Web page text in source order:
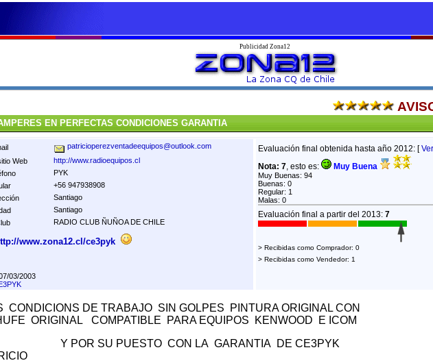
Publicidad Zona12
EN PERFECTAS CONDICIONES GARANTIA
patricioperezventadeequipos@outlook.com
Web
http://www.radioequipos.cl
PYK
+56 947938908
Santiago
Santiago
RADIO CLUB ÑUÑOA DE CHILE
www.zona12.cl/ce3pyk
03/2003
Evaluación final obtenida hasta año 2012: [
Nota: 7, esto es: Muy Buena
Muy Buenas: 94
Buenas: 0
Regular: 1
Malas: 0
Evaluación final a partir del 2013: 7
> Recibidas como Comprador: 0
> Recibidas como Vendedor: 1
CONDICIONS DE TRABAJO SIN GOLPES PINTURA ORIGINAL CON
ORIGINAL COMPATIBLE PARA EQUIPOS KENWOOD E ICOM
PUESTO CON LA GARANTIA DE CE3PYK